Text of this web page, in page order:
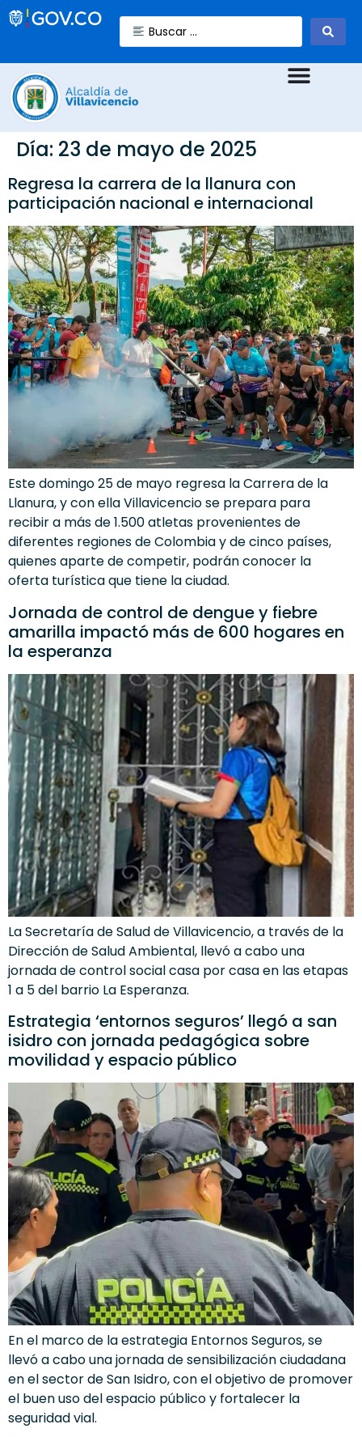
Día: 23 de mayo de 2025
Regresa la carrera de la llanura con
participación nacional e internacional
Este domingo 25 de mayo regresa la Carrera de la
Llanura, y con ella Villavicencio se prepara para
recibir a más de 1.500 atletas provenientes de
diferentes regiones de Colombia y de cinco países,
quienes aparte de competir, podrán conocer la
oferta turística que tiene la ciudad.
Jornada de control de dengue y fiebre
amarilla impactó más de 600 hogares en
la esperanza
La Secretaría de Salud de Villavicencio, a través de la
Dirección de Salud Ambiental, llevó a cabo una
jornada de control social casa por casa en las etapas
1 a 5 del barrio La Esperanza.
Estrategia ‘entornos seguros’ llegó a san
isidro con jornada pedagógica sobre
movilidad y espacio público
En el marco de la estrategia Entornos Seguros, se
llevó a cabo una jornada de sensibilización ciudadana
en el sector de San Isidro, con el objetivo de promover
el buen uso del espacio público y fortalecer la
seguridad vial.